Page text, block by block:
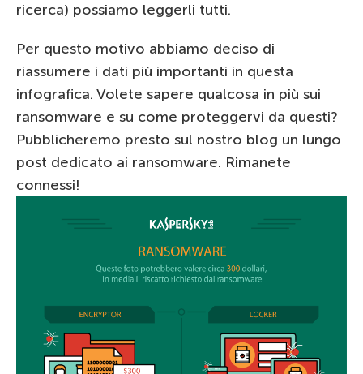
ricerca) possiamo leggerli tutti.
Per questo motivo abbiamo deciso di
riassumere i dati più importanti in questa
infografica. Volete sapere qualcosa in più sui
ransomware e su come proteggervi da questi?
Pubblicheremo presto sul nostro blog un lungo
post dedicato ai ransomware. Rimanete
connessi!